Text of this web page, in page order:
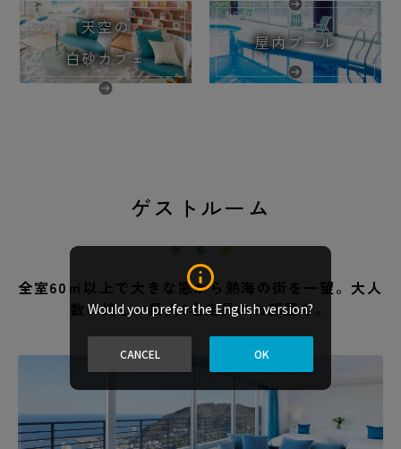
Would you prefer the English version?
CANCEL OK
天空の
白砂カフェ
屋内プール
ゲストルーム
全室60㎡以上で大きな窓から熱海の街を一望。大人
数に嬉しい最大6名定員のお部屋も。